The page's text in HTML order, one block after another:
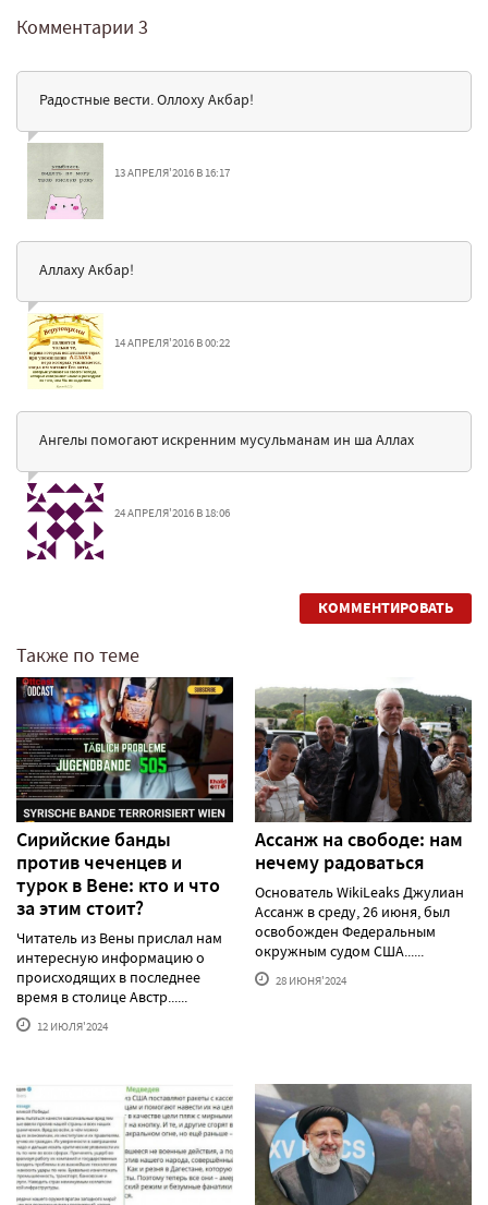
Комментарии 3
Радостные вести. Оллоху Акбар!
13 АПРЕЛЯ'2016 В 16:17
Аллаху Акбар!
14 АПРЕЛЯ'2016 В 00:22
Ангелы помогают искренним мусульманам ин ша Аллах
24 АПРЕЛЯ'2016 В 18:06
КОММЕНТИРОВАТЬ
Также по теме
Сирийские банды
против чеченцев и
турок в Вене: кто и что
за этим стоит?
Читатель из Вены прислал нам
интересную информацию о
происходящих в последнее
время в столице Австр......
12 ИЮЛЯ'2024
Ассанж на свободе: нам
нечему радоваться
Основатель WikiLeaks Джулиан
Ассанж в среду, 26 июня, был
освобожден Федеральным
окружным судом США......
28 ИЮНЯ'2024